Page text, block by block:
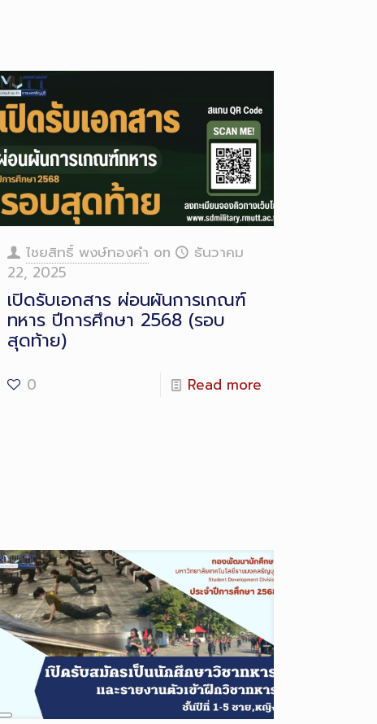
ไชยสิทธิ์ พงษ์ทองคำ on
ธันวาคม
22, 2025
เปิดรับเอกสาร ผ่อนผันการเกณฑ์
ทหาร ปีการศึกษา 2568 (รอบ
สุดท้าย)
0 Read more